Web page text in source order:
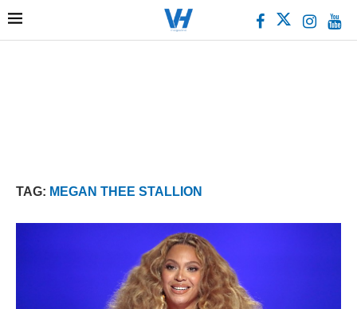
TAG: MEGAN THEE STALLION